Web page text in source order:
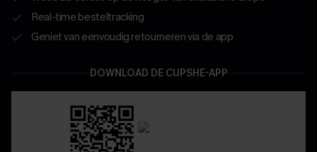
Real-time besteltracking
Geniet van eenvoudig retourneren via de app
DOWNLOAD DE CUPSHE-APP